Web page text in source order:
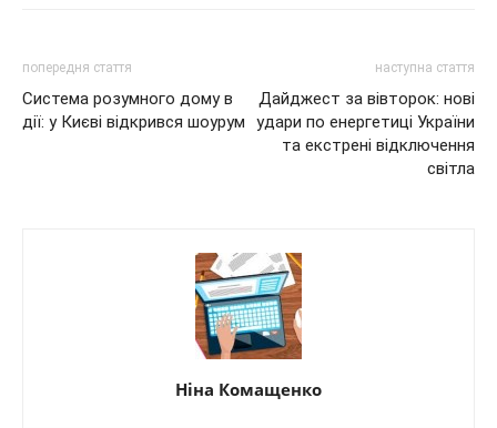
попередня стаття
Система розумного дому в
дії: у Києві відкрився шоурум
наступна стаття
Дайджест за вівторок: нові
удари по енергетиці України
та екстрені відключення
світла
Ніна Комащенко